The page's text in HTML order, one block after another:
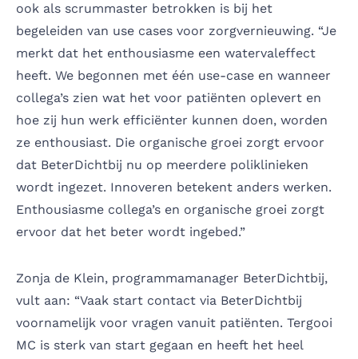
ook als scrummaster betrokken is bij het
begeleiden van use cases voor zorgvernieuwing. “Je
merkt dat het enthousiasme een watervaleffect
heeft. We begonnen met één use-case en wanneer
collega’s zien wat het voor patiënten oplevert en
hoe zij hun werk efficiënter kunnen doen, worden
ze enthousiast. Die organische groei zorgt ervoor
dat BeterDichtbij nu op meerdere poliklinieken
wordt ingezet. Innoveren betekent anders werken.
Enthousiasme collega’s en organische groei zorgt
ervoor dat het beter wordt ingebed.”
Zonja de Klein, programmamanager BeterDichtbij,
vult aan: “Vaak start contact via BeterDichtbij
voornamelijk voor vragen vanuit patiënten. Tergooi
MC is sterk van start gegaan en heeft het heel